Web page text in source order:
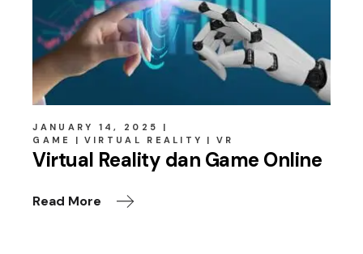
JANUARY 14, 2025
GAME
VIRTUAL REALITY VR
Virtual Reality dan Game Online
Read More